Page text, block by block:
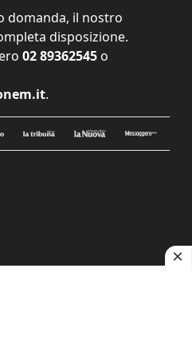
domanda, il nostro
disposizione.
02 89362545 o
.